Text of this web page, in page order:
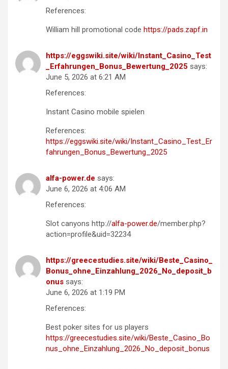
References:
William hill promotional code https://pads.zapf.in
https://eggswiki.site/wiki/Instant_Casino_Test
_Erfahrungen_Bonus_Bewertung_2025 says:
June 5, 2026 at 6:21 AM
References:
Instant Casino mobile spielen
References:
https://eggswiki.site/wiki/Instant_Casino_Test_Er
fahrungen_Bonus_Bewertung_2025
alfa-power.de says:
June 6, 2026 at 4:06 AM
References:
Slot canyons http://alfa-power.de/member.php?
action=profile&uid=32234
https://greecestudies.site/wiki/Beste_Casino_
Bonus_ohne_Einzahlung_2026_No_deposit_b
onus says:
June 6, 2026 at 1:19 PM
References:
Best poker sites for us players
https://greecestudies.site/wiki/Beste_Casino_Bo
nus_ohne_Einzahlung_2026_No_deposit_bonus